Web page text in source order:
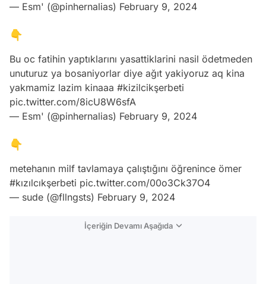
— Esm' (@pinhernalias) February 9, 2024
👇
Bu oc fatihin yaptıklarını yasattiklarini nasil ödetmeden
unuturuz ya bosaniyorlar diye ağıt yakiyoruz aq kina
yakmamiz lazim kinaaa #kizilcikşerbeti
pic.twitter.com/8icU8W6sfA
— Esm' (@pinhernalias) February 9, 2024
👇
metehanın milf tavlamaya çalıştığını öğrenince ömer
#kızılcıkşerbeti pic.twitter.com/00o3Ck37O4
— sude (@fllngsts) February 9, 2024
İçeriğin Devamı Aşağıda